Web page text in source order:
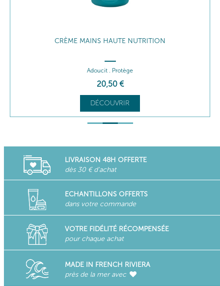
CRÈME MAINS HAUTE NUTRITION
Adoucit . Protège
20,50 €
DÉCOUVRIR
LIVRAISON 48H OFFERTE
dès 30 € d'achat
ECHANTILLONS OFFERTS
dans votre commande
VOTRE FIDÉLITÉ RÉCOMPENSÉE
pour chaque achat
MADE IN FRENCH RIVIERA
près de la mer avec